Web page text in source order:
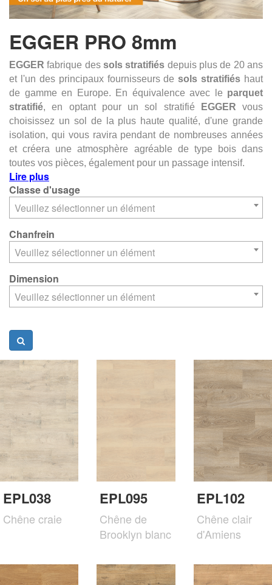
EGGER PRO 8mm
EGGER fabrique des sols stratifiés depuis plus de 20 ans
et l'un des principaux fournisseurs desols stratifiés haut
de gamme en Europe.
En équivalence avec le parquet
stratifié, en optant pour un sol stratifié EGGER vous
choisissez un sol de la plus haute qualité, d'une grande
isolation, qui vous ravira pendant de nombreuses années
et créera une atmosphère agréable de type bois dans
toutes vos pièces, également pour un passage intensif.
Lire plus
Classe d'usage
Veuillez sélectionner un élément
Chanfrein
Veuillez sélectionner un élément
Dimension
Veuillez sélectionner un élément
EPL038
Chêne craie
EPL095
Chêne de
Brooklyn blanc
EPL102
Chêne clair
d'Amiens